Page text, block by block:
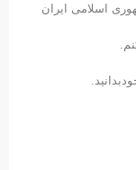
اسلامی ایران